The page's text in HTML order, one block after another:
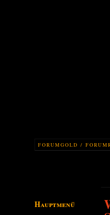
FORUMGOLD /
Hauptmenü